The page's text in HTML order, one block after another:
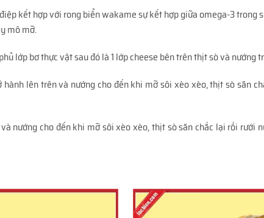
kết hợp với rong biển wakame sự kết hợp giữa omega-3 trong
mô mỡ.
lớp bơ thực vật sau đó là 1 lớp cheese bên trên thịt sò và nướng
lên trên và nướng cho đến khi mỡ sôi xèo xèo, thịt sò săn
nướng cho đến khi mỡ sôi xèo xèo, thịt sò săn chắc lại rồi rưới